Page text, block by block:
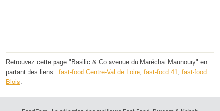
Retrouvez cette page "Basilic & Co avenue du Maréchal Maunoury" en
partant des liens : fast-food Centre-Val de Loire fast-food 41
fast-food
Blois